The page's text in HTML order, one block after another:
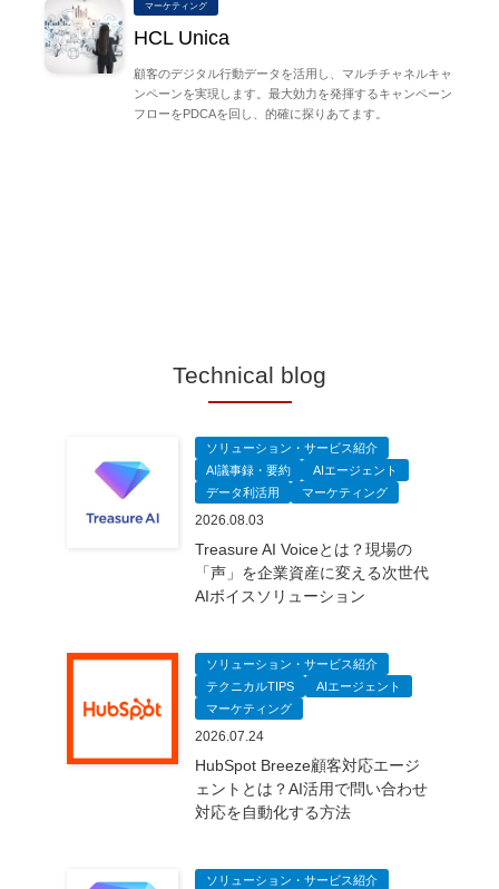
マーケティング
HCL Unica
顧客のデジタル行動データを活用し、マルチチャネルキャ
ンペーンを実現します。最大効力を発揮するキャンペーン
フローをPDCAを回し、的確に探りあてます。
Technical blog
ソリューション・サービス紹介
AI議事録・要約
AIエージェント
データ利活用
マーケティング
2026.08.03
Treasure AI Voiceとは？現場の
「声」を企業資産に変える次世代
AIボイスソリューション
ソリューション・サービス紹介
テクニカルTIPS
AIエージェント
マーケティング
2026.07.24
HubSpot Breeze顧客対応エージ
ェントとは？AI活用で問い合わせ
対応を自動化する方法
ソリューション・サービス紹介